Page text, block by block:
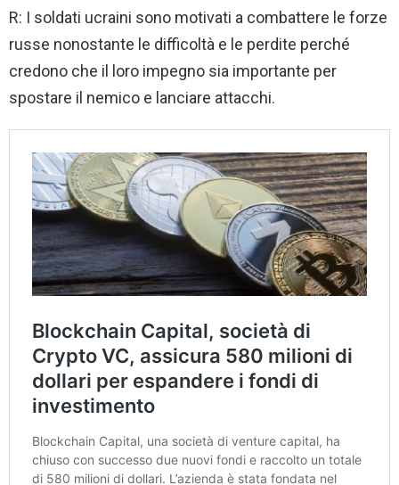
R: I soldati ucraini sono motivati ​​a combattere le forze
russe nonostante le difficoltà e le perdite perché
credono che il loro impegno sia importante per
spostare il nemico e lanciare attacchi.